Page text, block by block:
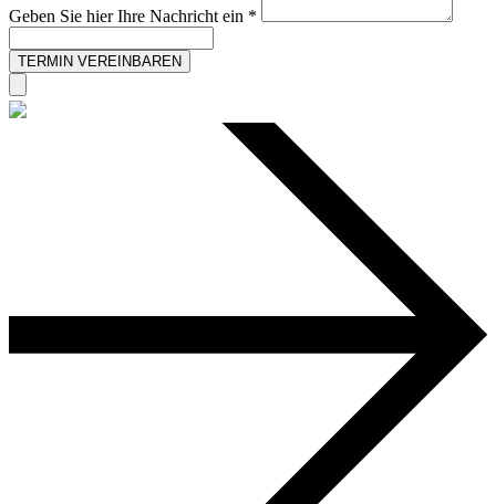
Geben Sie hier Ihre Nachricht ein *
TERMIN VEREINBAREN